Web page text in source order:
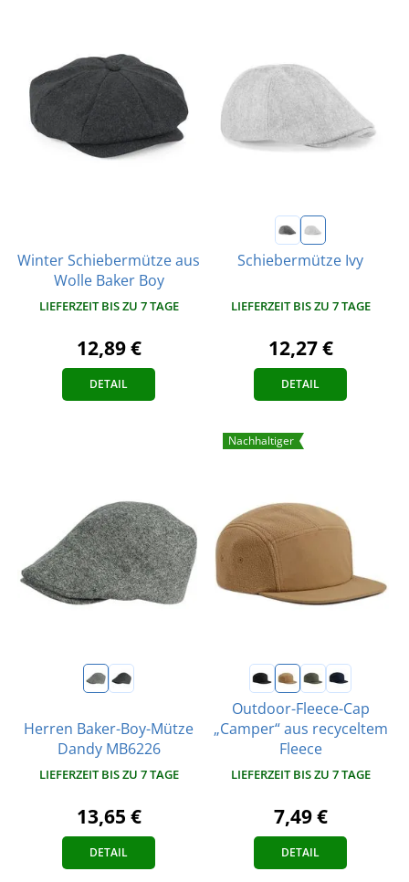
Winter Schiebermütze aus
Wolle Baker Boy
LIEFERZEIT BIS ZU 7 TAGE
12,89 €
DETAIL
Schiebermütze Ivy
LIEFERZEIT BIS ZU 7 TAGE
12,27 €
DETAIL
Herren Baker-Boy-Mütze
Dandy MB6226
LIEFERZEIT BIS ZU 7 TAGE
13,65 €
DETAIL
Nachhaltiger
Outdoor-Fleece-Cap
„Camper“ aus recyceltem
Fleece
LIEFERZEIT BIS ZU 7 TAGE
7,49 €
DETAIL